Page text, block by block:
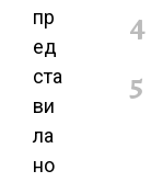
пр
ед
ста
ви
ла
но